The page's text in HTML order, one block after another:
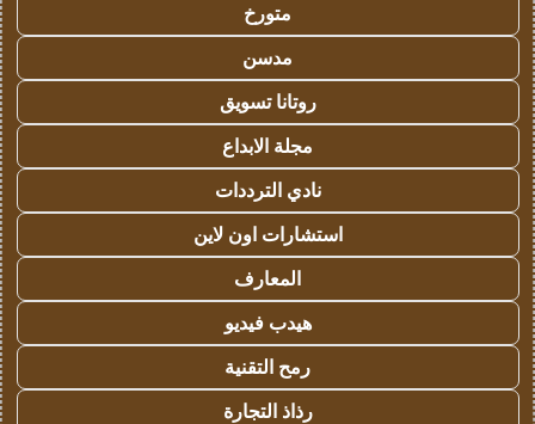
متورخ
مدسن
روتانا تسويق
مجلة الابداع
نادي الترددات
استشارات اون لاين
المعارف
هيدب فيديو
رمح التقنية
رذاذ التجارة